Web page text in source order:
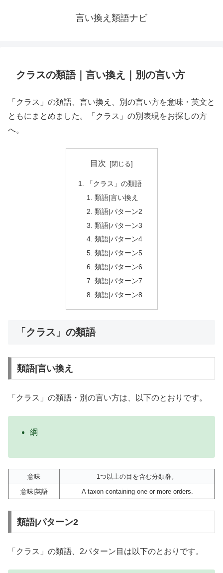
言い換え類語ナビ
クラスの類語｜言い換え｜別の言い方
「クラス」の類語、言い換え、別の言い方を意味・英文と
ともにまとめました。「クラス」の別表現をお探しの方
へ。
目次
「クラス」の類語
類語|言い換え
類語|パターン2
類語|パターン3
類語|パターン4
類語|パターン5
類語|パターン6
類語|パターン7
類語|パターン8
「クラス」の類語
類語|言い換え
「クラス」の類語・別の言い方は、以下のとおりです。
綱
意味
1つ以上の目を含む分類群。
意味|英語
A taxon containing one or more orders.
類語|パターン2
「クラス」の類語、2パターン目は以下のとおりです。